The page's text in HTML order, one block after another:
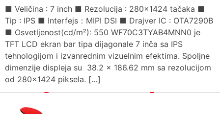
■ Veličina : 7 inch ■ Rezolucija : 280×1424 tačaka ■
Tip : IPS ■ Interfejs：MIPI DSI ■ Drajver IC : OTA7290B
■ Osvetljenost(cd/m²): 550 WF70C3TYAB4MNN0 je
TFT LCD ekran bar tipa dijagonale 7 inča sa IPS
tehnologijom i izvanrednim vizuelnim efektima. Spoljne
dimenzije displeja su 38.2 × 186.62 mm sa rezolucijom
od 280×1424 piksela. […]